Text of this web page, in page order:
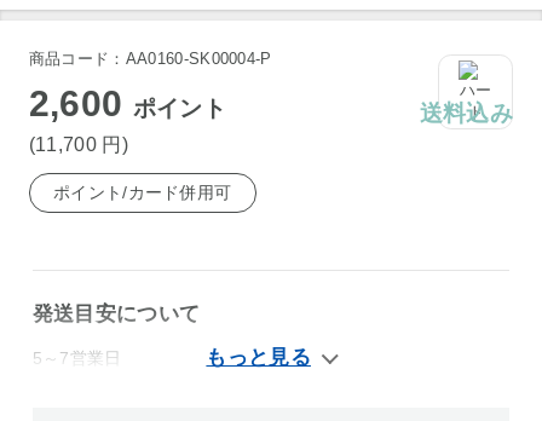
商品コード：AA0160-SK00004-P
2,600 ポイント
(11,700 円 )
送料込み
ポイント/カード併用可
発送目安について
5～7営業日